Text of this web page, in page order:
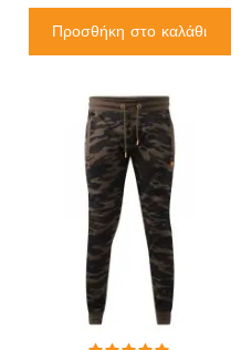
Προσθήκη στο καλάθι